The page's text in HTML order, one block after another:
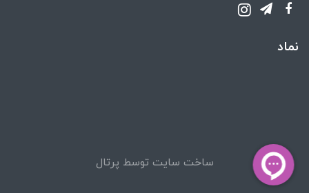
نماد
ساخت سایت توسط پرتال